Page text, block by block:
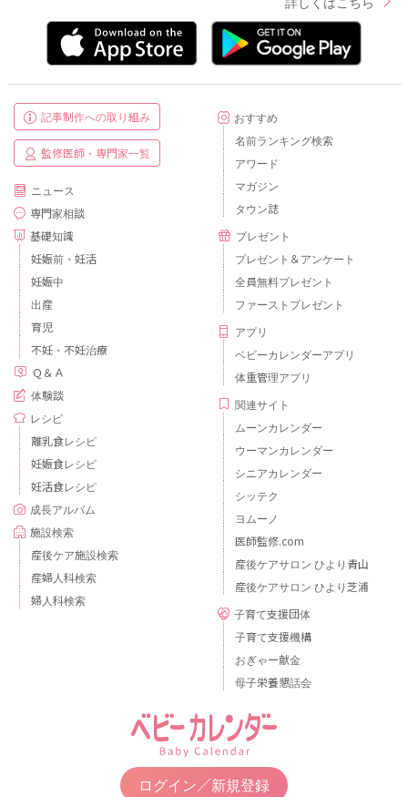
記事制作への取り組み
監修医師・専門家一覧
ニュース
専門家相談
基礎知識
妊娠前・妊活
妊娠中
出産
育児
不妊・不妊治療
Ｑ＆Ａ
体験談
レシピ
離乳食レシピ
妊娠食レシピ
妊活食レシピ
成長アルバム
施設検索
産後ケア施設検索
産婦人科検索
婦人科検索
おすすめ
名前ランキング検索
アワード
マガジン
タウン誌
プレゼント
プレゼント＆アンケート
全員無料プレゼント
ファーストプレゼント
アプリ
ベビーカレンダーアプリ
体重管理アプリ
関連サイト
ムーンカレンダー
ウーマンカレンダー
シニアカレンダー
シッテク
ヨムーノ
医師監修.com
産後ケアサロン ひより青山
産後ケアサロン ひより芝浦
子育て支援団体
子育て支援機構
おぎゃー献金
母子栄養懇話会
ログイン／新規登録